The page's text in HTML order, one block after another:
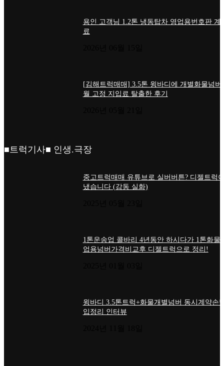
용인 고객님 1.2톤 냉동탑차 영업용번호판 계
료
[김해트럭매매] 3.5톤 윙바디에 개별화물넘버
월 고정 지입료 탈출한 후기
■트럭기사■ 인생.극장
중고트럭매매 유튜브로 실버버튼? 디젤트럭
냈습니다 (감동 실화)
1톤운송업 콜바리 4년동안 하시다가 1톤화물
업용넘버가격비교후 디젤트럭으로 정리!
윙바디 3.5톤트럭+화물개별넘버 동시계약손
입정리 인터뷰